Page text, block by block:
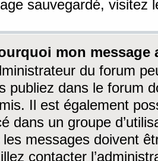
sauvegardé, visitez
mon message
du forum
publiez dans le forum
Il est également
dans un groupe
les messages doivent
contacter